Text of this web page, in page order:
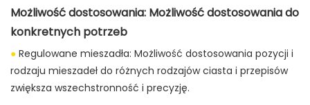
Możliwość dostosowania: Możliwość dostosowania do
konkretnych potrzeb
● Regulowane mieszadła: Możliwość dostosowania pozycji i
rodzaju mieszadeł do różnych rodzajów ciasta i przepisów
zwiększa wszechstronność i precyzję.